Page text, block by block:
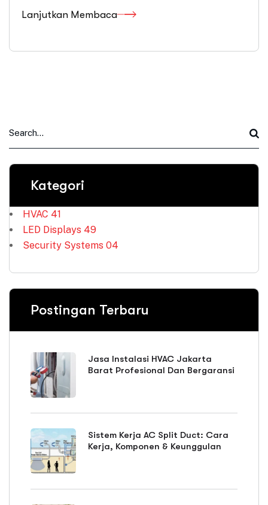
Lanjutkan Membaca
Kategori
HVAC 41
LED Displays 49
Security Systems 04
Postingan Terbaru
Jasa Instalasi HVAC Jakarta
Barat Profesional Dan Bergaransi
Sistem Kerja AC Split Duct: Cara
Kerja, Komponen & Keunggulan